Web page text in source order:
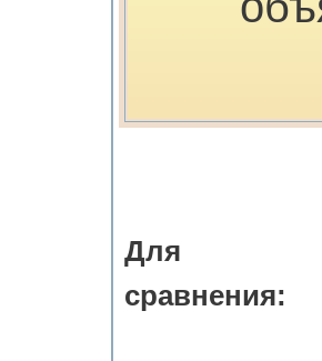
Для
сравнения: